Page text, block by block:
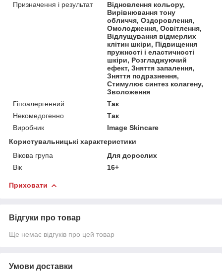
Призначення і результат
Відновлення кольору,
Вирівнювання тону
обличчя, Оздоровлення,
Омолодження, Освітлення,
Відлущування відмерлих
клітин шкіри, Підвищення
пружності і еластичності
шкіри, Розгладжуючий
ефект, Зняття запалення,
Зняття подразнення,
Стимулює синтез колагену,
Зволоження
Гіпоалергенний
Так
Некомедогенно
Так
Виробник
Image Skincare
Користувальницькі характеристики
Вікова група
Для дорослих
Вік
16+
Приховати
Відгуки про товар
Ще немає відгуків про цей товар
Умови доставки